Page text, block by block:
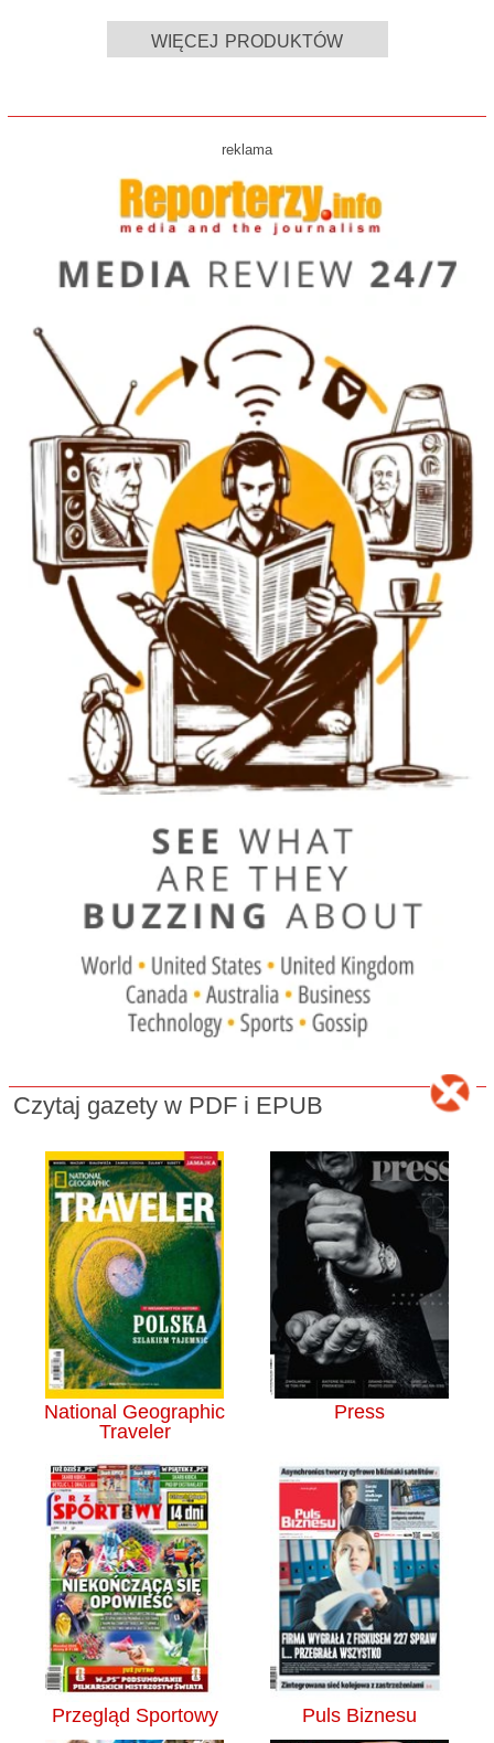
więcej produktów
reklama
Czytaj gazety w PDF i EPUB
National Geographic
Traveler
Press
Przegląd Sportowy Puls Biznesu